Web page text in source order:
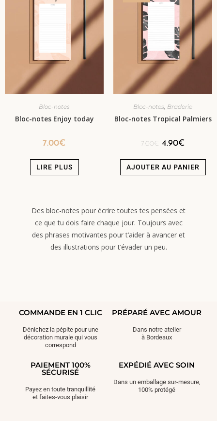
Bloc-notes
Bloc-notes Enjoy today
7.00€
LIRE PLUS
Bloc-notes, Braderie
Bloc-notes Tropical Palmiers
7.00€ 4.90€
AJOUTER AU PANIER
Des bloc-notes pour écrire toutes tes pensées et
ce que tu dois faire chaque jour. Toujours avec
des phrases motivantes pour t’aider à avancer et
des illustrations pour t’évader un peu.
COMMANDE EN 1 CLIC
Dénichez la pépite pour une
décoration murale qui vous
correspond
PRÉPARÉ AVEC AMOUR
Dans notre atelier
à Bordeaux
PAIEMENT 100%
SÉCURISÉ
Payez en toute tranquillité
et faites-vous plaisir
EXPÉDIÉ AVEC SOIN
Dans un emballage sur-mesure,
100% protégé